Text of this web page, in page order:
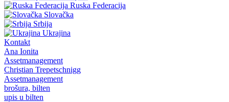
Ruska Federacija
Slovačka
Srbija
Ukrajina
Kontakt
Ana Ionita
Assetmanagement
Christian Trepetschnigg
Assetmanagement
brošura, bilten
upis u bilten